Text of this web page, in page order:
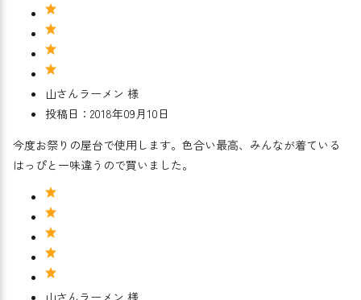
山さんラーメン 様
投稿日：2018年09月10日
今度お祭りの屋台で使用します。色合い最高、みんなが着ている
はっぴと一味違うので買いました。